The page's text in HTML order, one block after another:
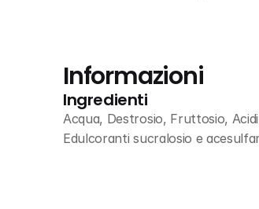
Informazioni
Ingredienti
Acqua, Destrosio, Fruttosio,
Edulcoranti sucralosio e